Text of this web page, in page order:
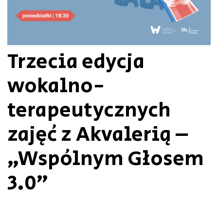
Trzecia edycja
wokalno-
terapeutycznych
zajęć z Akvalerią –
„Wspólnym Głosem
3.0”